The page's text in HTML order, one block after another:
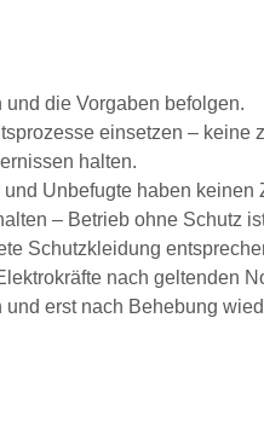
die Vorgaben befolgen.
einsetzen – keine
halten.
Unbefugte haben keinen
– Betrieb ohne Schutz
Schutzkleidung
nach geltenden
erst nach Behebung